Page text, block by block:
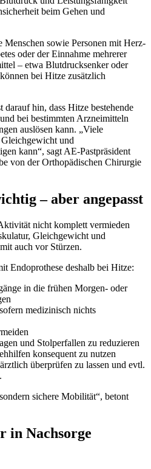
beim Gehen und
Menschen sowie Personen mit Herz-
oder der Einnahme mehrerer
– etwa Blutdrucksenker oder
bei Hitze zusätzlich
hin, dass Hitze bestehende
bei bestimmten Arzneimitteln
auslösen kann. „Viele
und
kann“, sagt AE-Pastpräsident
von der Orthopädischen Chirurgie
– aber angepasst
nicht komplett vermieden
Gleichgewicht und
auch vor Stürzen.
Endoprothese deshalb bei Hitze:
in die frühen Morgen- oder
medizinisch nichts
und Stolperfallen zu reduzieren
konsequent zu nutzen
überprüfen zu lassen und evtl.
sichere Mobilität“, betont
in Nachsorge